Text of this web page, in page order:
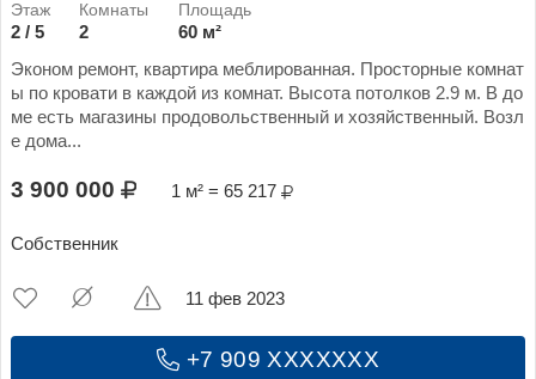
2 / 5 2
60 м²
Эконом ремонт, квартира меблированная. Просторные комнат
ы по кровати в каждой из комнат. Высота потолков 2.9 м. В до
ме есть магазины продовольственный и хозяйственный. Возл
е дома...
3 900 000 1 м² = 65 217
Собственник
+7 909 XXXXXXX
11 фев 2023